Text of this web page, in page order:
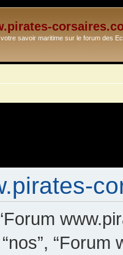
savoir maritime sur le forum des
“nos”,